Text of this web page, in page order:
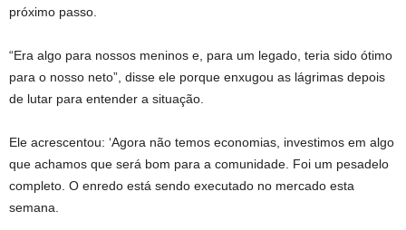
próximo passo.
“Era algo para nossos meninos e, para um legado, teria sido ótimo
para o nosso neto”, disse ele porque enxugou as lágrimas depois
de lutar para entender a situação.
Ele acrescentou: ‘Agora não temos economias, investimos em algo
que achamos que será bom para a comunidade. Foi um pesadelo
completo. O enredo está sendo executado no mercado esta
semana.